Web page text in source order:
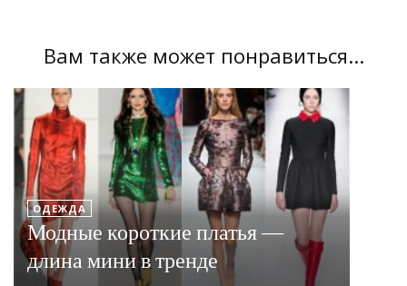
Вам также может понравиться...
ОДЕЖДА
Модные короткие платья —
длина мини в тренде